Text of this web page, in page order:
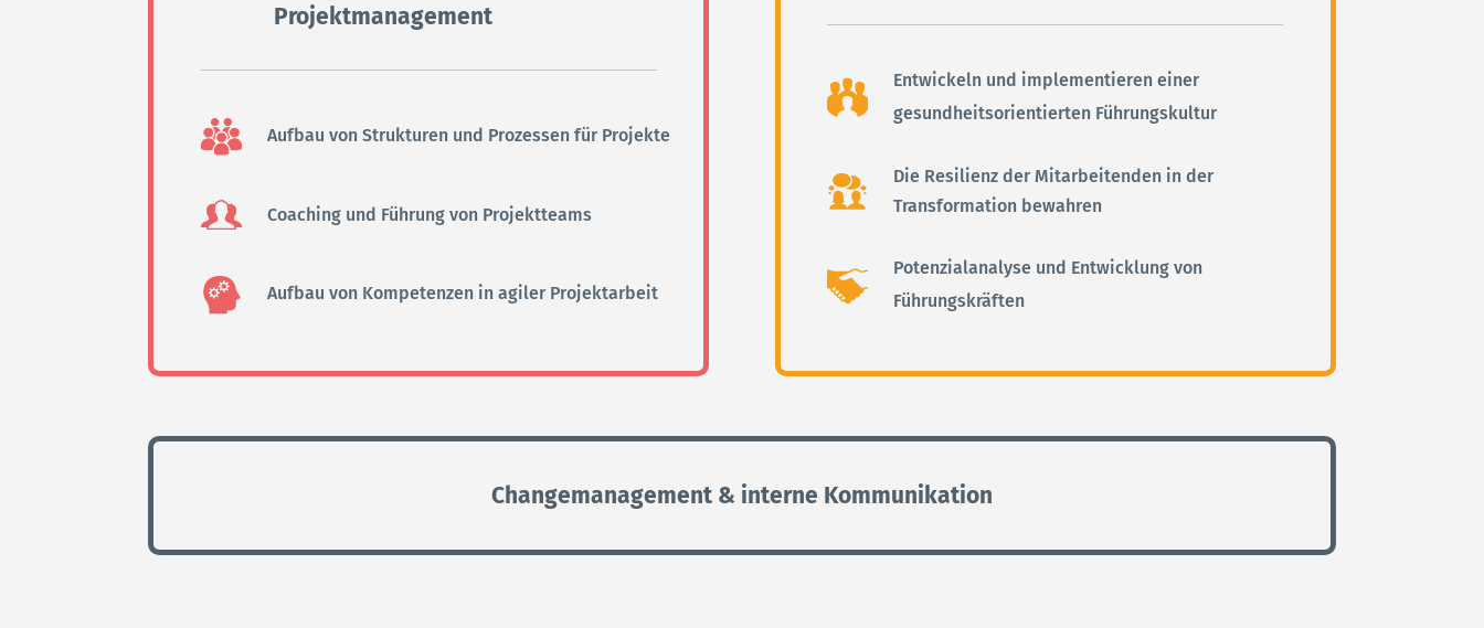
Projektmanagement
Aufbau von Strukturen und Prozessen für Projekte
Coaching und Führung von Projektteams
Aufbau von Kompetenzen in agiler Projektarbeit
Entwickeln und implementieren einer
gesundheitsorientierten Führungskultur
Die Resilienz der Mitarbeitenden in der
Transformation bewahren
Potenzialanalyse und Entwicklung von
Führungskräften
Changemanagement & interne Kommunikation